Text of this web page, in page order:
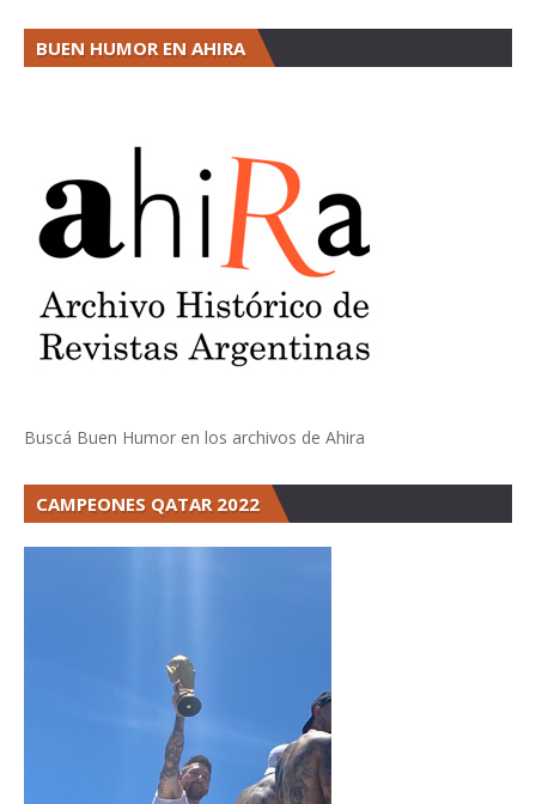
BUEN HUMOR EN AHIRA
Buscá Buen Humor en los archivos de Ahira
CAMPEONES QATAR 2022